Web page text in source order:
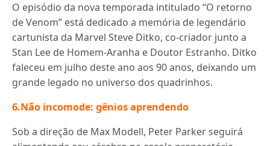
O episódio da nova temporada intitulado “O retorno
de Venom” está dedicado a memória de legendário
cartunista da Marvel Steve Ditko, co-criador junto a
Stan Lee de Homem-Aranha e Doutor Estranho. Ditko
faleceu em julho deste ano aos 90 anos, deixando um
grande legado no universo dos quadrinhos.
6.Não incomode: gênios aprendendo
Sob a direção de Max Modell, Peter Parker seguirá